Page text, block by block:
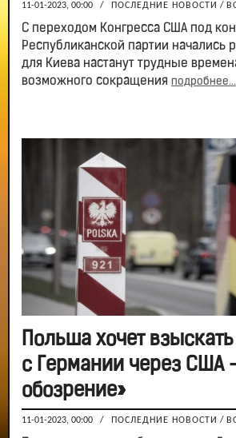
11-01-2023, 00:00 / ПОСЛЕДНИЕ НОВОСТИ /
С переходом Конгресса США под
Республиканской партии начались
для Киева настанут трудные
возможного сокращения подробнее...
Польша хочет
с Германии через США
обозрение»
11-01-2023, 00:00 / ПОСЛЕДНИЕ НОВОСТИ /